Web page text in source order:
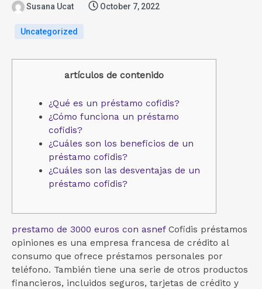
Susana Ucat October 7, 2022
Uncategorized
artículos de contenido
¿Qué es un préstamo cofidis?
¿Cómo funciona un préstamo
cofidis?
¿Cuáles son los beneficios de un
préstamo cofidis?
¿Cuáles son las desventajas de un
préstamo cofidis?
prestamo de 3000 euros con asnefCofidis préstamos
opiniones es una empresa francesa de crédito al
consumo que ofrece préstamos personales por
teléfono. También tiene una serie de otros productos
financieros, incluidos seguros, tarjetas de crédito y